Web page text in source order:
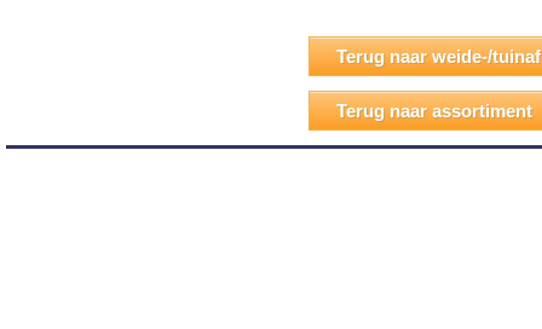
Terug naar weide-/
Terug naar assortiment